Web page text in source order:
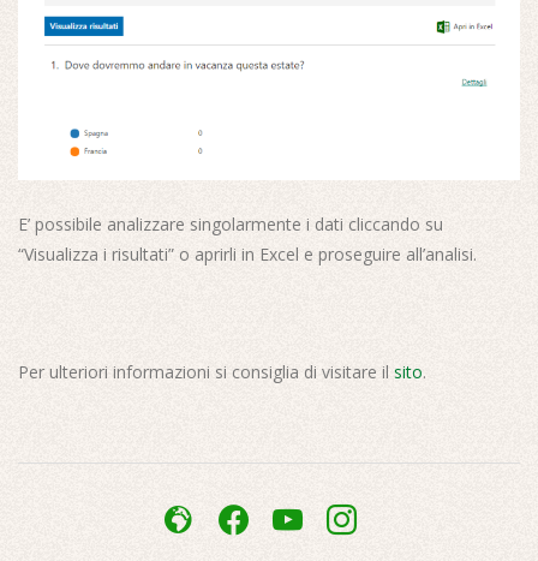
E’ possibile analizzare singolarmente i dati cliccando su
“Visualizza i risultati” o aprirli in Excel e proseguire all’analisi.
Per ulteriori informazioni si consiglia di visitare il sito.
admin-
facebookyoutubeinstagram